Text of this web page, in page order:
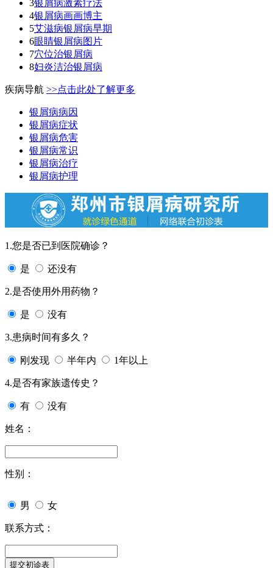
3银屑病激素疗法
4银屑病画画博主
5艾滋病银屑病早期
6眼睛银屑病图片
7穴位治银屑病
8妇炎洁治银屑病
疾病导航 >>点击此处了解更多
银屑病病因
银屑病症状
银屑病危害
银屑病常识
银屑病治疗
银屑病护理
1.您是否已到医院确诊？
是 还没有
2.是否使用外用药物？
是 没有
3.患病时间有多久？
刚发现 半年内 1年以上
4.是否有家族遗传史？
有 没有
姓名：
性别：
男 女
联系方式：